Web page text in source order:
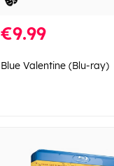
€9.99
Blue Valentine (Blu-ray)